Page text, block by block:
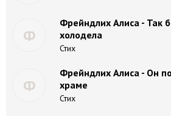
Ф
Фрейндлих Алиса - Так
холодела
Стих
Ф
Фрейндлих Алиса - Он
храме
Стих